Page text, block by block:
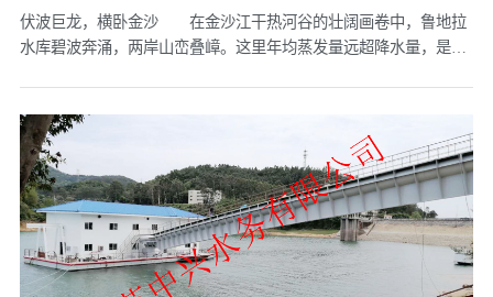
伏波巨龙，横卧金沙 在金沙江干热河谷的壮阔画卷中，鲁地拉
水库碧波奔涌，两岸山峦叠嶂。这里年均蒸发量远超降水量，是云